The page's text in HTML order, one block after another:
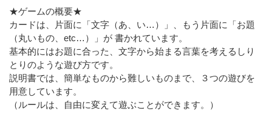
★ゲームの概要★
カードは、片面に「文字（あ、い…）」、もう片面に「お題
（丸いもの、etc…）」が 書かれています。
基本的にはお題に合った、文字から始まる言葉を考えるしり
とりのような遊び方です。
説明書では、簡単なものから難しいものまで、３つの遊びを
用意しています。
（ルールは、自由に変えて遊ぶことができます。）